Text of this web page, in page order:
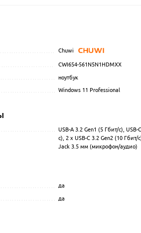
Chuwi
CWI654-561N5N1HDMXX
ноутбук
Windows 11 Professional
USB-A 3.2 Gen1 (5 Гбит/с),
с), 2 x USB-C 3.2 Gen2 (10 Гбит/
Jack 3.5 мм (микрофон/аудио)
да
да